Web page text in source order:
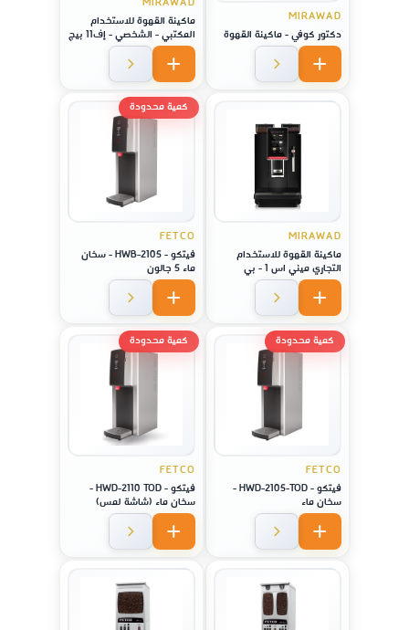
MIRAWAD
دكتور كوفي - ماكينة القهوة
ماكينة القهوة للاستخدام
المكتبي - الشخصي - إف11 بيج
إس
MIRAWAD
ماكينة القهوة للاستخدام
التجاري ميني اس 1 - بي
كمية محدودة
FETCO
فيتكو - HWB-2105 - سخان
ماء 5 جالون
كمية محدودة
FETCO
فيتكو - HWD-2105-TOD -
سخان ماء
كمية محدودة
FETCO
فيتكو - HWD-2110 TOD -
سخان ماء (شاشة لمس)